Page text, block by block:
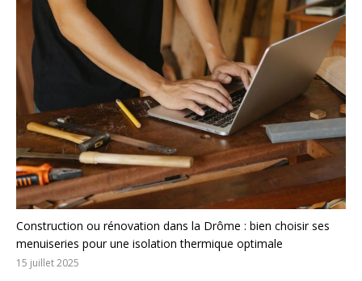
Construction ou rénovation dans la Drôme : bien choisir ses
menuiseries pour une isolation thermique optimale
15 juillet 2025